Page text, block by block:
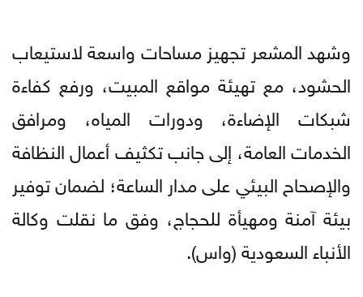
وشهد المشعر تجهيز مساحات واسعة لاستيعاب
الحشود، مع تهيئة مواقع المبيت، ورفع كفاءة
شبكات الإضاءة، ودورات المياه، ومرافق
الخدمات العامة، إلى جانب تكثيف أعمال النظافة
والإصحاح البيئي على مدار الساعة؛ لضمان توفير
بيئة آمنة ومهيأة للحجاج، وفق ما نقلت وكالة
الأنباء السعودية (واس).